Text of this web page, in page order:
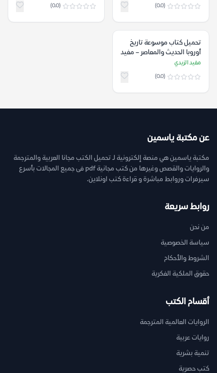
(0.0)
(0.0)
تحميل كتاب موسوعة تاريخ
أوروبا الحديث والمعاصر – مفيد
الزيدي
مفيد الزيدي
(0.0)
عن مكتبة ياسمين
مكتبة ياسمين هي منصة إلكترونية لـ تحميل الكتب مجانا العربية والمترجمة
والروايات والقصص وغيرها من كتب مجانية pdf فى جميع المجالات بأسرع
سيرفرات وروابط مباشرة و قراءة كتب اونلاين.
روابط سريعة
من نحن
سياسة الخصوصية
الشروط والأحكام
حقوق الملكية الفكرية
أقسام الكتب
الروايات العالمية المترجمة
روايات عربية
تنمية بشرية
كتب حصرية